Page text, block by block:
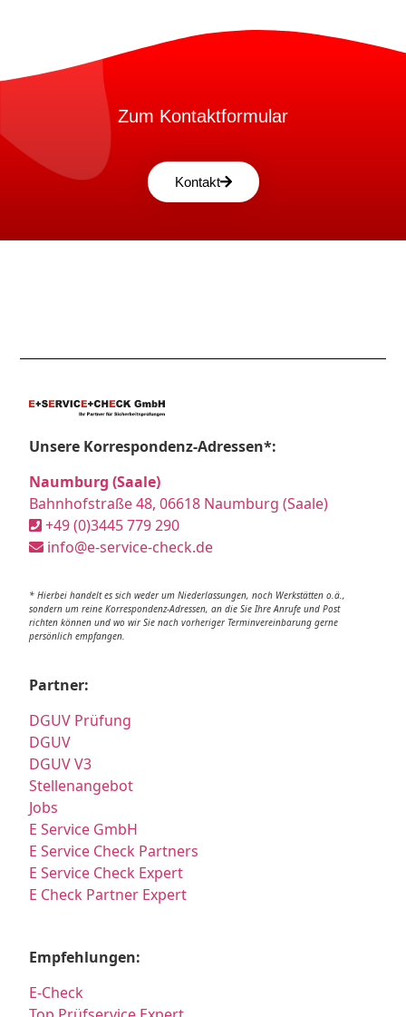
Zum Kontaktformular
Kontakt
Unsere Korrespondenz-Adressen*:
Naumburg (Saale)
Bahnhofstraße 48, 06618 Naumburg (Saale)
+49 (0)3445 779 290
info@e-service-check.de
* Hierbei handelt es sich weder um Niederlassungen, noch Werkstätten o.ä.,
sondern um reine Korrespondenz-Adressen, an die Sie Ihre Anrufe und Post
richten können und wo wir Sie nach vorheriger Terminvereinbarung gerne
persönlich empfangen.
Partner:
DGUV Prüfung
DGUV
DGUV V3
Stellenangebot
Jobs
E Service GmbH
E Service Check Partners
E Service Check Expert
E Check Partner Expert
Empfehlungen:
E-Check